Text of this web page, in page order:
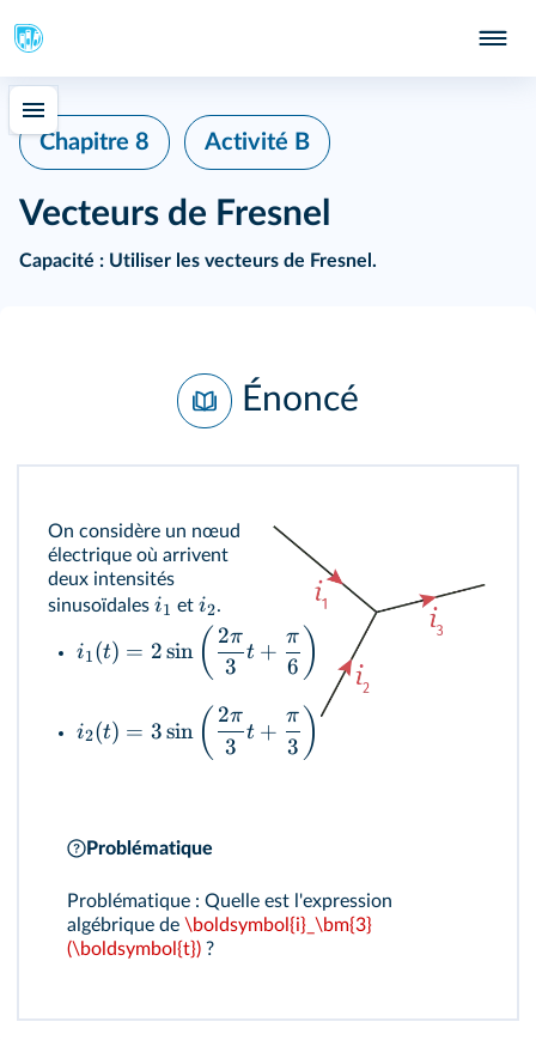
Chapitre 8 Activité B
Vecteurs de Fresnel
Capacité : Utiliser les vecteurs de Fresnel.
Énoncé
On considère un nœud
électrique où arrivent
deux intensités
sinusoïdales i1 et i2.
i1(t) = 2sin ( 3
2π
t +
6
π )
i2(t) = 3sin ( 3
2π
t +
3
π )
Problématique
Problématique : Quelle est l'expression
algébrique de \boldsymbol{i}_\bm{3}
(\boldsymbol{t}) ?